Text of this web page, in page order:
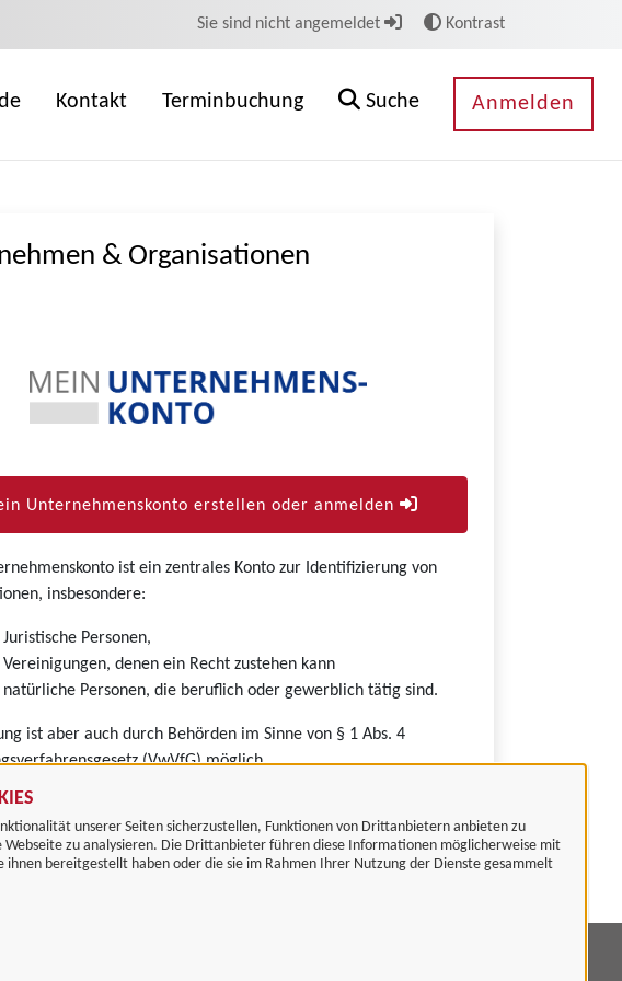
unserer Seiten sicherzustellen, Funktionen von Drittanbietern anbieten zu
Webseite zu analysieren. Die Drittanbieter führen diese Informationen möglicherweise mit
ihnen bereitgestellt haben oder die sie im Rahmen Ihrer Nutzung der Dienste gesammelt
Sie sind nicht angemeldet Kontrast
Kontakt Terminbuchung Suche Anmelden
& Organisationen
Unternehmenskonto erstellen oder anmelden
ist ein zentrales Konto zur Identifizierung von
insbesondere:
Juristische Personen,
Vereinigungen, denen ein Recht zustehen kann
natürliche Personen, die beruflich oder gewerblich tätig sind.
ist aber auch durch Behörden im Sinne von § 1 Abs. 4
(VwVfG) möglich.